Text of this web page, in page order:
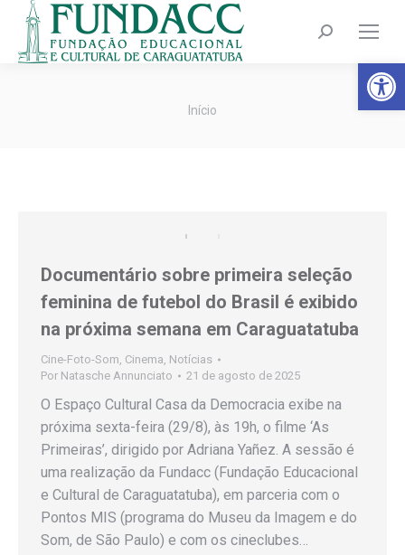
Barra de
Search:
Você está aqui:
Início
Documentário sobre primeira seleção
feminina de futebol do Brasil é exibido
na próxima semana em Caraguatatuba
Cine-Foto-Som, Cinema, Notícias
Por Natasche Annunciato 21 de agosto de 2025
O Espaço Cultural Casa da Democracia exibe na
próxima sexta-feira (29/8), às 19h, o filme ‘As
Primeiras’, dirigido por Adriana Yañez. A sessão é
uma realização da Fundacc (Fundação Educacional
e Cultural de Caraguatatuba), em parceria com o
Pontos MIS (programa do Museu da Imagem e do
Som, de São Paulo) e com os cineclubes…